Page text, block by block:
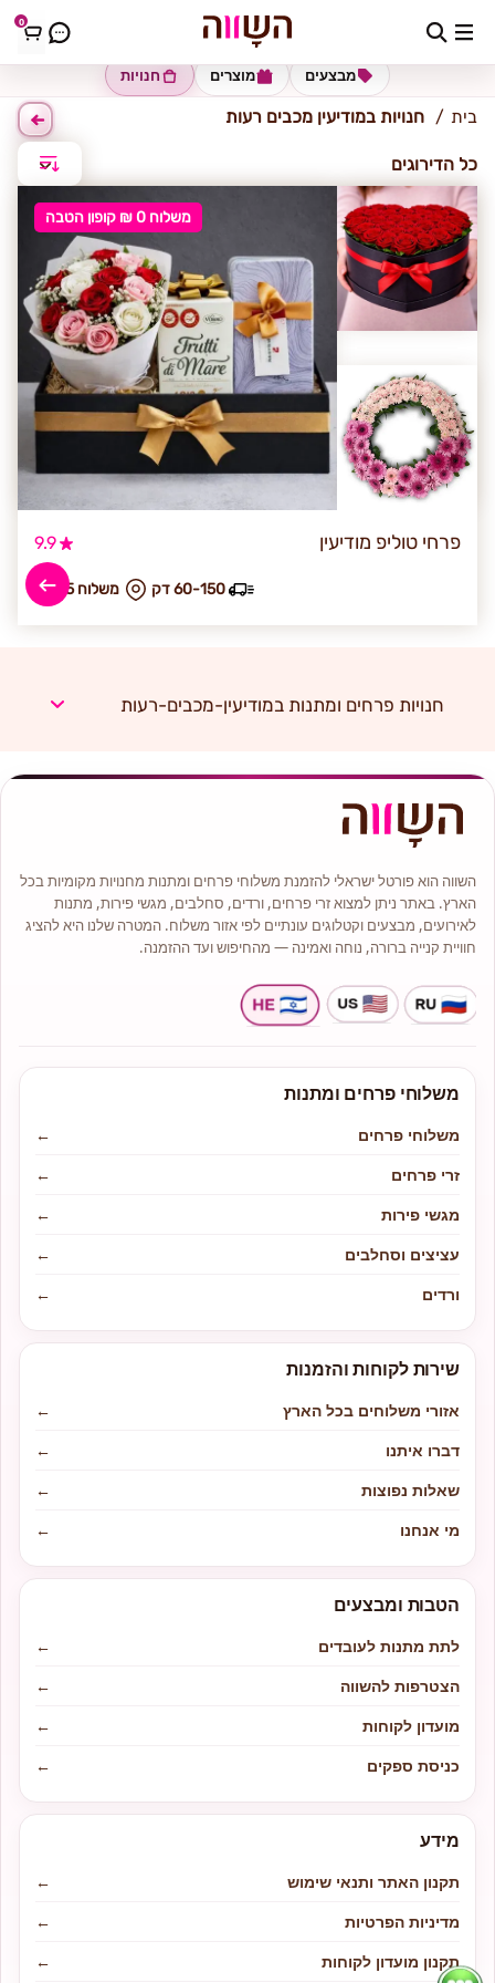
0 מודיעין-מכבים-רעות
חנויות מוצרים מבצעים
בית חנויות במודיעין מכבים רעות
כל הדירוגים
משלוח 0 ₪ קופון הטבה
פרחי טוליפ מודיעין 9.9
₪ משלוח 25 60-150 דק
חנויות פרחים ומתנות במודיעין-מכבים-רעות
השווה הוא פורטל ישראלי להזמנת משלוחי פרחים ומתנות מחנויות מקומיות בכל
הארץ. באתר ניתן למצוא זרי פרחים, ורדים, סחלבים, מגשי פירות, מתנות
לאירועים, מבצעים וקטלוגים עונתיים לפי אזור משלוח. המטרה שלנו היא להציג
חוויית קנייה ברורה, נוחה ואמינה — מהחיפוש ועד ההזמנה.
משלוחי פרחים ומתנות
משלוחי פרחים
←
זרי פרחים
←
מגשי פירות
←
עציצים וסחלבים
←
ורדים
←
שירות לקוחות והזמנות
אזורי משלוחים בכל הארץ
←
דברו איתנו
←
שאלות נפוצות
←
מי אנחנו
←
הטבות ומבצעים
לתת מתנות לעובדים
←
הצטרפות להשווה
←
מועדון לקוחות
←
כניסת ספקים
←
מידע
תקנון האתר ותנאי שימוש
←
מדיניות הפרטיות
←
תקנון מועדון לקוחות
←